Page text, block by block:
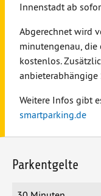
Innenstadt ab
Abgerechnet wird
minutengenau,
kostenlos.
Weitere Infos gibt
smartparking.de
Parkentgelte